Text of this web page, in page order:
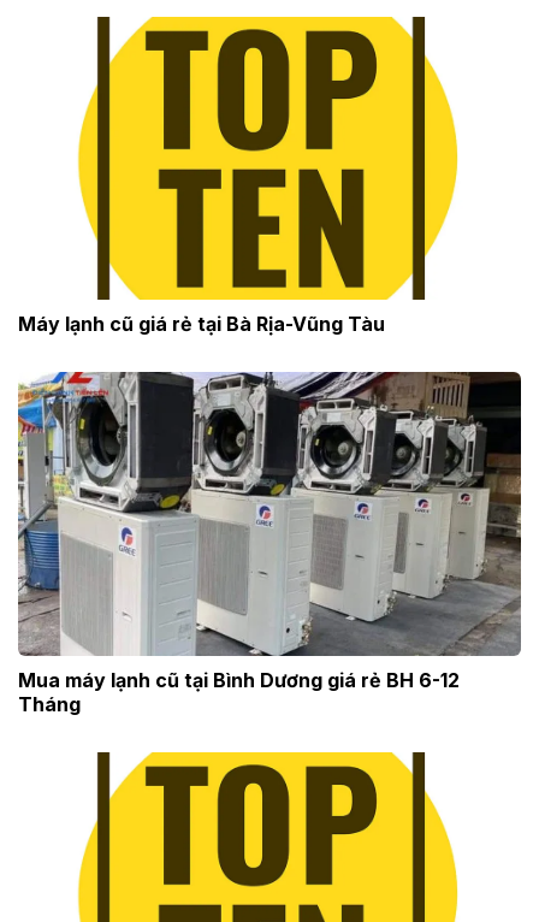
Máy lạnh cũ giá rẻ tại Bà Rịa-Vũng Tàu
Mua máy lạnh cũ tại Bình Dương giá rẻ BH 6-12
Tháng